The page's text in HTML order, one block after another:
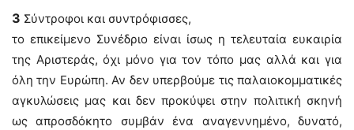
3 Σύντροφοι και συντρόφισσες,
το επικείμενο Συνέδριο είναι ίσως η τελευταία ευκαιρία
της Αριστεράς, όχι μόνο για τον τόπο μας αλλά και για
όλη την Ευρώπη. Αν δεν υπερβούμε τις παλαιοκομματικές
αγκυλώσεις μας και δεν προκύψει στην πολιτική σκηνή
ως απροσδόκητο συμβάν ένα αναγεννημένο, δυνατό,